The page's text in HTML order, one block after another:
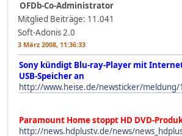
OFDb-Co-Administrator
Mitglied Beiträge: 11.041
Soft-Adonis 2.0
3 März 2008, 11:36:33
Sony kündigt Blu-ray-Player mit
USB-Speicher an
http://www.heise.de/newsticker/meldung/
Paramount Home stoppt HD DVD-
http://news.hdplustv.de/news/